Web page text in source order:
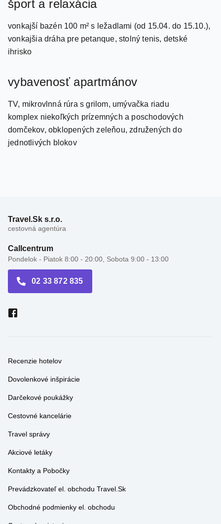
vonkajší bazén 100 m² s ležadlami (od 15.04. do 15.10.),
ihrisko
TV, mikrovlnná rúra s grilom, umývačka riadu
domčekov, obklopených zeleňou, združených do
jednotlivých blokov
Callcentrum
02 33 872 835
Dovolenkové inšpirácie
Darčekové poukážky
Cestovné kancelárie
Travel správy
Akciové letáky
Kontakty a Pobočky
Prevádzkovateľ el. obchodu Travel.Sk
Obchodné podmienky el. obchodu
Cestovné poistenie